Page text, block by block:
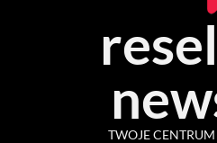
TWOJE